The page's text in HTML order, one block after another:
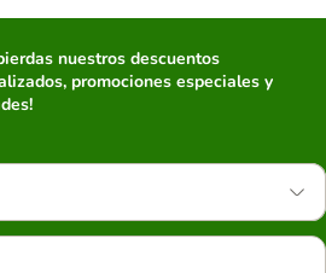
nuestros descuentos
promociones especiales y